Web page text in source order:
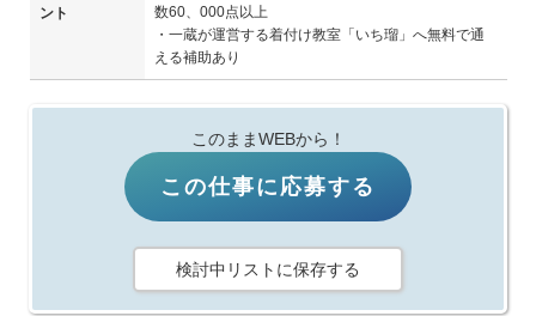
ント
数60、000点以上
・一蔵が運営する着付け教室「いち瑠」へ無料で通
える補助あり
このままWEBから！
この仕事に応募する
検討中リストに保存する